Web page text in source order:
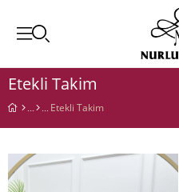
Etekli Takim
Etekli Takim